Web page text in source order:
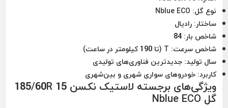
نوع گل: Nblue ECO
ساختار: رادیال
شاخص بار: 84
شاخص سرعت: T (تا 190 کیلومتر در ساعت)
سال تولید: جدیدترین فناوری‌های تولیدی
کاربرد: خودروهای سواری شهری و بین‌شهری
ویژگی‌های برجسته لاستیک نکسن 185/60R 15
گل Nblue ECO